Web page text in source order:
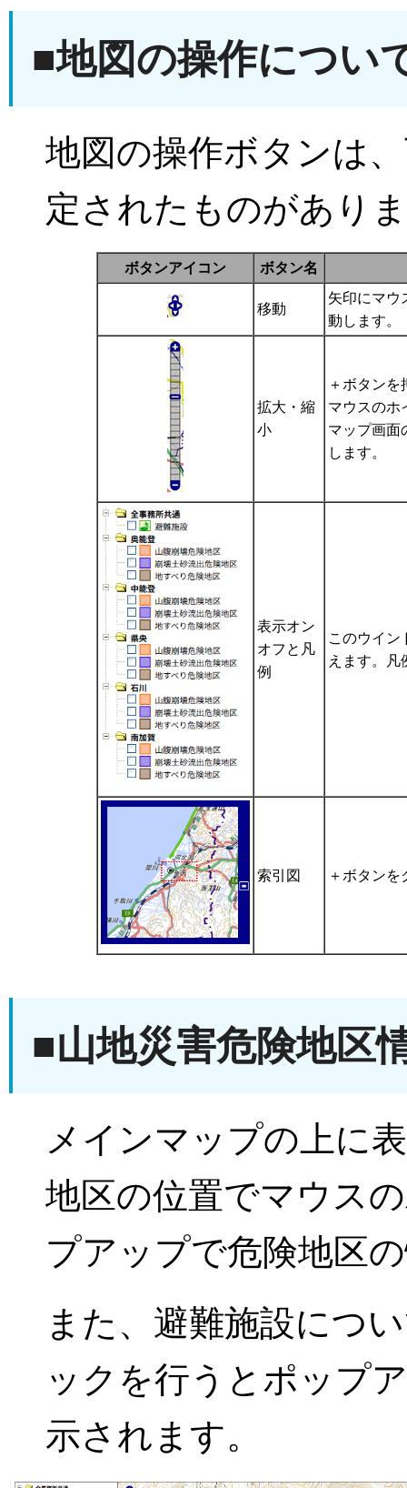
■地図の操作につい
地図の操作ボタンは
定されたものがあり
ボタンアイコン ボタン名
移動
矢印にマウ
動します。
拡大・縮
小
＋ボタンを
マウスのホ
マップ画面
します。
表示オン
オフと凡
例
このウイン
えます。凡
索引図 ＋ボタンを
■山地災害危険地区
メインマップの上に
地区の位置でマウス
プアップで危険地区
また、避難施設につ
ックを行うとポップ
示されます。